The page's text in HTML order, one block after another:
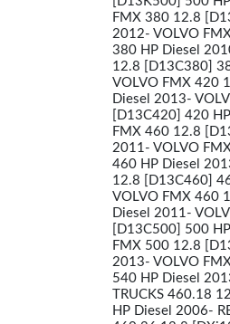
FMX 380 12.8
2012- VOLVO
380 HP Diesel
12.8 [D13C380]
VOLVO FMX 420
Diesel 2013-
[D13C420] 420
FMX 460 12.8
2011- VOLVO
460 HP Diesel
12.8 [D13C460]
VOLVO FMX 460
Diesel 2011-
[D13C500] 500
FMX 500 12.8
2013- VOLVO
540 HP Diesel
TRUCKS 460.18
HP Diesel 2006-